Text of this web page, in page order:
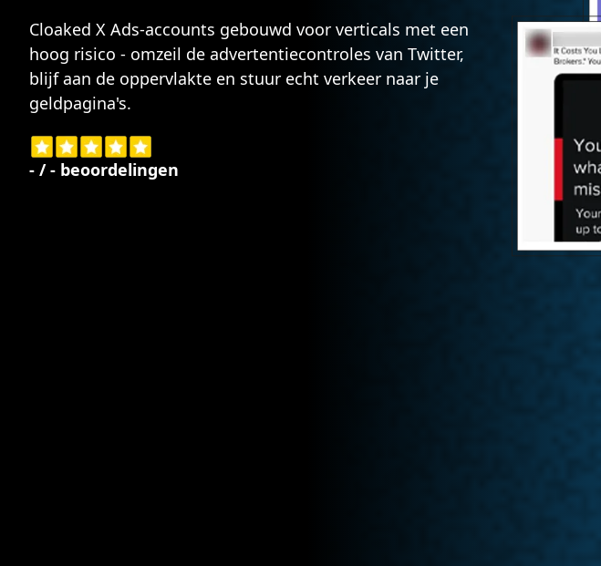
Cloaked X Ads-accounts gebouwd voor verticals met een
hoog risico - omzeil de advertentiecontroles van Twitter,
blijf aan de oppervlakte en stuur echt verkeer naar je
geldpagina's.
- /- beoordelingen